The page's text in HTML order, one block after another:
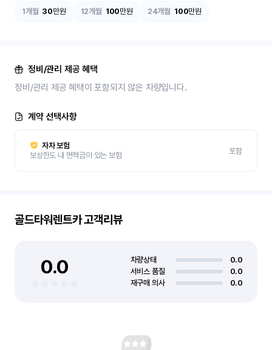
1개월 30만원 12개월 100만원 24개월 100만원
정비/관리 제공 혜택
정비/관리 제공 혜택이 포함되지 않은 차량입니다.
계약 선택사항
자차 보험
보상한도 내 면책금이 있는 보험
포함
골드타워렌트카고객리뷰
0.0 차량상태
0.0
서비스 품질
0.0
재구매 의사
0.0